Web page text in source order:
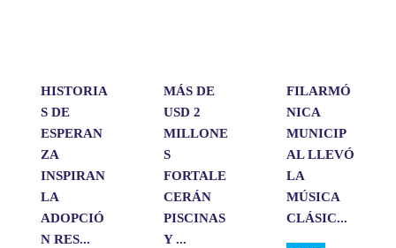
HISTORIA
S DE
ESPERAN
ZA
INSPIRAN
LA
ADOPCIÓ
N RES...
MÁS DE
USD 2
MILLONE
S
FORTALE
CERÁN
PISCINAS
Y ...
FILARMÓ
NICA
MUNICIP
AL LLEVÓ
LA
MÚSICA
CLÁSIC...